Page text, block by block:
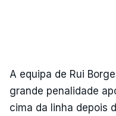
A equipa de Rui
grande penalidade
cima da linha depois